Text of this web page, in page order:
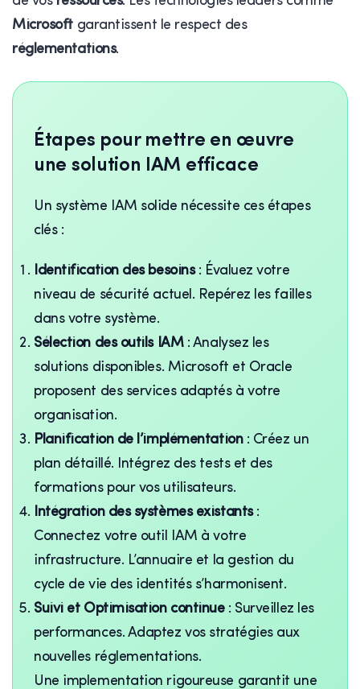
Microsoftgarantissent le respect des
réglementations.
Étapes pour mettre en œuvre
une solution IAM efficace
Un système IAM solide nécessite ces étapes
clés :
Identification des besoins: Évaluez votre
niveau de sécurité actuel. Repérez les failles
dans votre système.
Sélection des outils IAM: Analysez les
solutions disponibles. Microsoft et Oracle
proposent des services adaptés à votre
organisation.
Planification de l’implémentation: Créez un
plan détaillé. Intégrez des tests et des
formations pour vos utilisateurs.
Intégration des systèmes existants:
Connectez votre outil IAM à votre
infrastructure. L’annuaire et la gestion du
cycle de vie des identités s’harmonisent.
Suivi et Optimisation continue: Surveillez les
performances. Adaptez vos stratégies aux
nouvelles réglementations.
Une implementation rigoureuse garantit une